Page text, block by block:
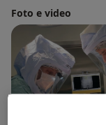
con la votazione
Attualmente
Equipe di
Ginocchio
(Mi).
Foto e video